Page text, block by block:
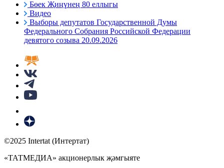
Бөек Җиңүнең 80 еллыгы
Видео
Выборы депутатов Государственной Думы
Федерального Собрания Российской Федерации
девятого созыва 20.09.2026
©2025 Intertat (Интертат)
«ТАТМЕДИА» акционерлык җәмгыяте